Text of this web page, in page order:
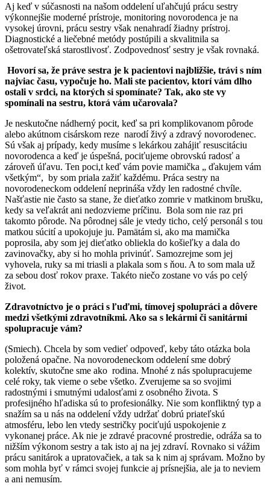
Aj keď v súčasnosti na našom oddelení uľahčujú prácu sestry
výkonnejšie moderné prístroje, monitoring novorodenca je na
vysokej úrovni, prácu sestry však nenahradí žiadny prístroj.
Diagnostické a liečebné metódy postúpili a skvalitnila sa
ošetrovateľská starostlivosť. Zodpovednosť sestry je však rovnaká.
Hovorí sa, že práve sestra je k pacientovi najbližšie, trávi s ním
najviac času, vypočuje ho. Mali ste pacientov, ktorí vám dlho
ostali v srdci, na ktorých si spomínate? Tak, ako ste vy
spomínali na sestru, ktorá vám učarovala?
Je neskutočne nádherný pocit, keď sa pri komplikovanom pôrode
alebo akútnom cisárskom reze narodí živý a zdravý novorodenec.
Sú však aj prípady, kedy musíme s lekárkou zahájiť resuscitáciu
novorodenca a keď je úspešná, pociťujeme obrovskú radosť a
zároveň úľavu. Ten poci,t keď vám povie mamička „ ďakujem vám
všetkým“, by som priala zažiť každému. Práca sestry na
novorodeneckom oddelení neprináša vždy len radostné chvíle.
Našťastie nie často sa stane, že dieťatko zomrie v matkinom brušku,
kedy sa veľakrát ani nedozvieme príčinu. Bola som nie raz pri
takomto pôrode. Na pôrodnej sále je vtedy ticho, celý personál s tou
matkou súcití a upokojuje ju. Pamätám si, ako ma mamička
poprosila, aby som jej dieťatko obliekla do košieľky a dala do
zavinovačky, aby si ho mohla privinúť. Samozrejme som jej
vyhovela, ruky sa mi triasli a plakala som s ňou. A to som mala už
za sebou dosť rokov praxe. Takéto niečo zostane vo vás po celý
život.
Zdravotníctvo je o práci s ľuďmi, tímovej spolupráci a dôvere
medzi všetkými zdravotníkmi. Ako sa s lekármi či sanitármi
spolupracuje vám?
(Smiech). Chcela by som vedieť odpoveď, keby táto otázka bola
položená opačne. Na novorodeneckom oddelení sme dobrý
kolektív, skutočne sme ako rodina. Mnohé z nás spolupracujeme
celé roky, tak vieme o sebe všetko. Zverujeme sa so svojimi
radostnými i smutnými udalosťami z osobného života. S
profesijného hľadiska sú to profesionálky. Nie som konfliktný typ a
snažím sa u nás na oddelení vždy udržať dobrú priateľskú
atmosféru, lebo len vtedy sestričky pociťujú uspokojenie z
vykonanej práce. Ak nie je zdravé pracovné prostredie, odráža sa to
nižším výkonom sestry a tak isto aj na jej zdraví. Rovnako si vážim
prácu sanitárok a upratovačiek, a tak sa k nim aj správam. Možno by
som mohla byť v rámci svojej funkcie aj prísnejšia, ale ja to neviem
a ani nemusím.